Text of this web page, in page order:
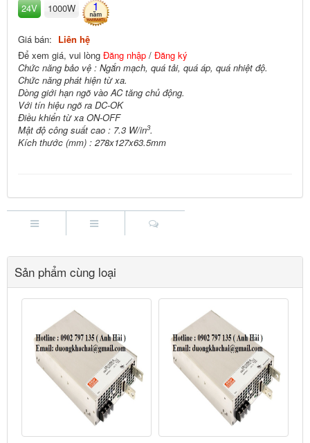
24V
1000W 1
Giá bán: Liên hệ
Để xem giá, vui lòng Đăng nhập / Đăng ký
Chức năng bảo vệ : Ngắn mạch, quá tải, quá áp, quá nhiệt độ.
Chức năng phát hiện từ xa.
Dòng giới hạn ngõ vào AC tăng chủ động.
Với tín hiệu ngõ ra DC-OK
Điều khiển từ xa ON-OFF
Mật độ công suất cao : 7.3 W/in3.
Kích thước (mm) : 278x127x63.5mm
Sản phẩm cùng loại